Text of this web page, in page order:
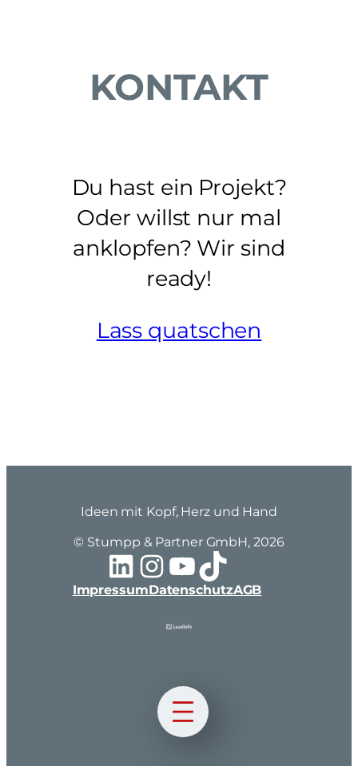
KONTAKT
Du hast ein Projekt?
Oder willst nur mal
anklopfen? Wir sind
ready!
Lass quatschen
Ideen mit Kopf, Herz und Hand
© Stumpp & Partner GmbH, 2026
LinkedIn Instagram YouTube TikTok
ImpressumDatenschutzAGB